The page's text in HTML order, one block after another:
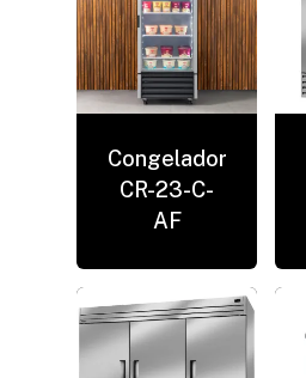
Congelador
CR-23-C-
AF